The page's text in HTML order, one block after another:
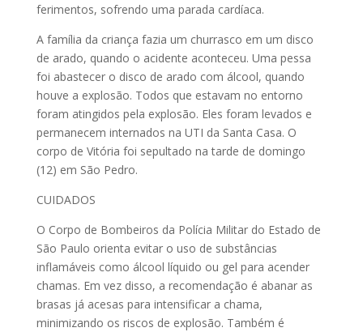
ferimentos, sofrendo uma parada cardíaca.
A família da criança fazia um churrasco em um disco
de arado, quando o acidente aconteceu. Uma pessa
foi abastecer o disco de arado com álcool, quando
houve a explosão. Todos que estavam no entorno
foram atingidos pela explosão. Eles foram levados e
permanecem internados na UTI da Santa Casa. O
corpo de Vitória foi sepultado na tarde de domingo
(12) em São Pedro.
CUIDADOS
O Corpo de Bombeiros da Polícia Militar do Estado de
São Paulo orienta evitar o uso de substâncias
inflamáveis como álcool líquido ou gel para acender
chamas. Em vez disso, a recomendação é abanar as
brasas já acesas para intensificar a chama,
minimizando os riscos de explosão. Também é